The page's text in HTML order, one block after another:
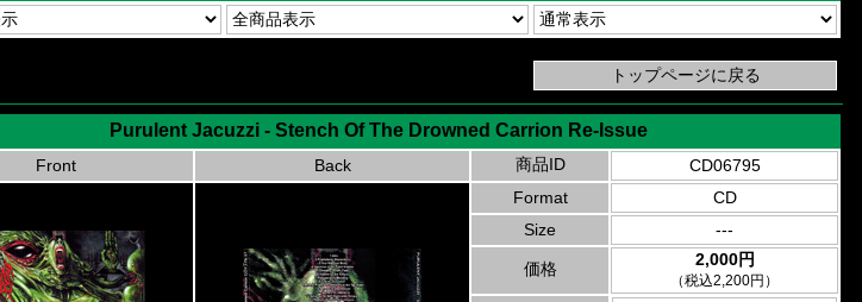
Purulent Jacuzzi - Stench Of The Drowned Carrion Re-Issue
Front Back 商品ID
CD06795
Format
CD
Size
---
価格 2,000円
（税込2,200円）